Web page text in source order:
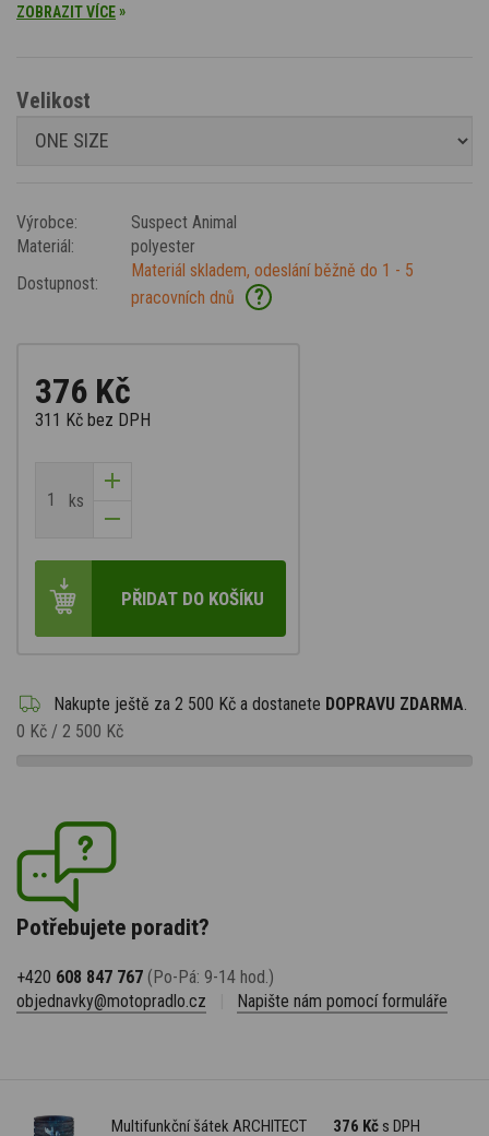
ZOBRAZIT VÍCE»
Velikost
Výrobce:
Suspect Animal
Materiál:
polyester
Dostupnost:
Materiál skladem, odeslání běžně do 1 - 5
pracovních dnů
?
376 Kč
311 Kč bez DPH
ks
PŘIDAT DO KOŠÍKU
Nakupte ještě za 2 500 Kč a dostanete DOPRAVU ZDARMA
0 Kč / 2 500 Kč
Potřebujete poradit?
+420 608 847 767 (Po-Pá: 9-14 hod.)
objednavky@motopradlo.cz
Napište nám pomocí formuláře
Multifunkční šátek ARCHITECT 376 Kčs DPH